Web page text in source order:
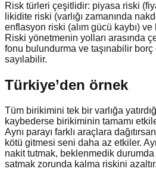
Risk türleri çeşitlidir: piyasa riski
likidite riski (varlığı zamanında
enflasyon riski (alım gücü kaybı)
Riski yönetmenin yolları arasında
fonu bulundurma ve taşınabilir
sayılabilir.
Türkiye’den örnek
Tüm birikimini tek bir varlığa
kaybederse birikiminin tamamı
Aynı parayı farklı araçlara
kötü gitmesi seni daha az etkiler.
nakit tutmak, beklenmedik durumda
satmak zorunda kalma riskini azaltır.